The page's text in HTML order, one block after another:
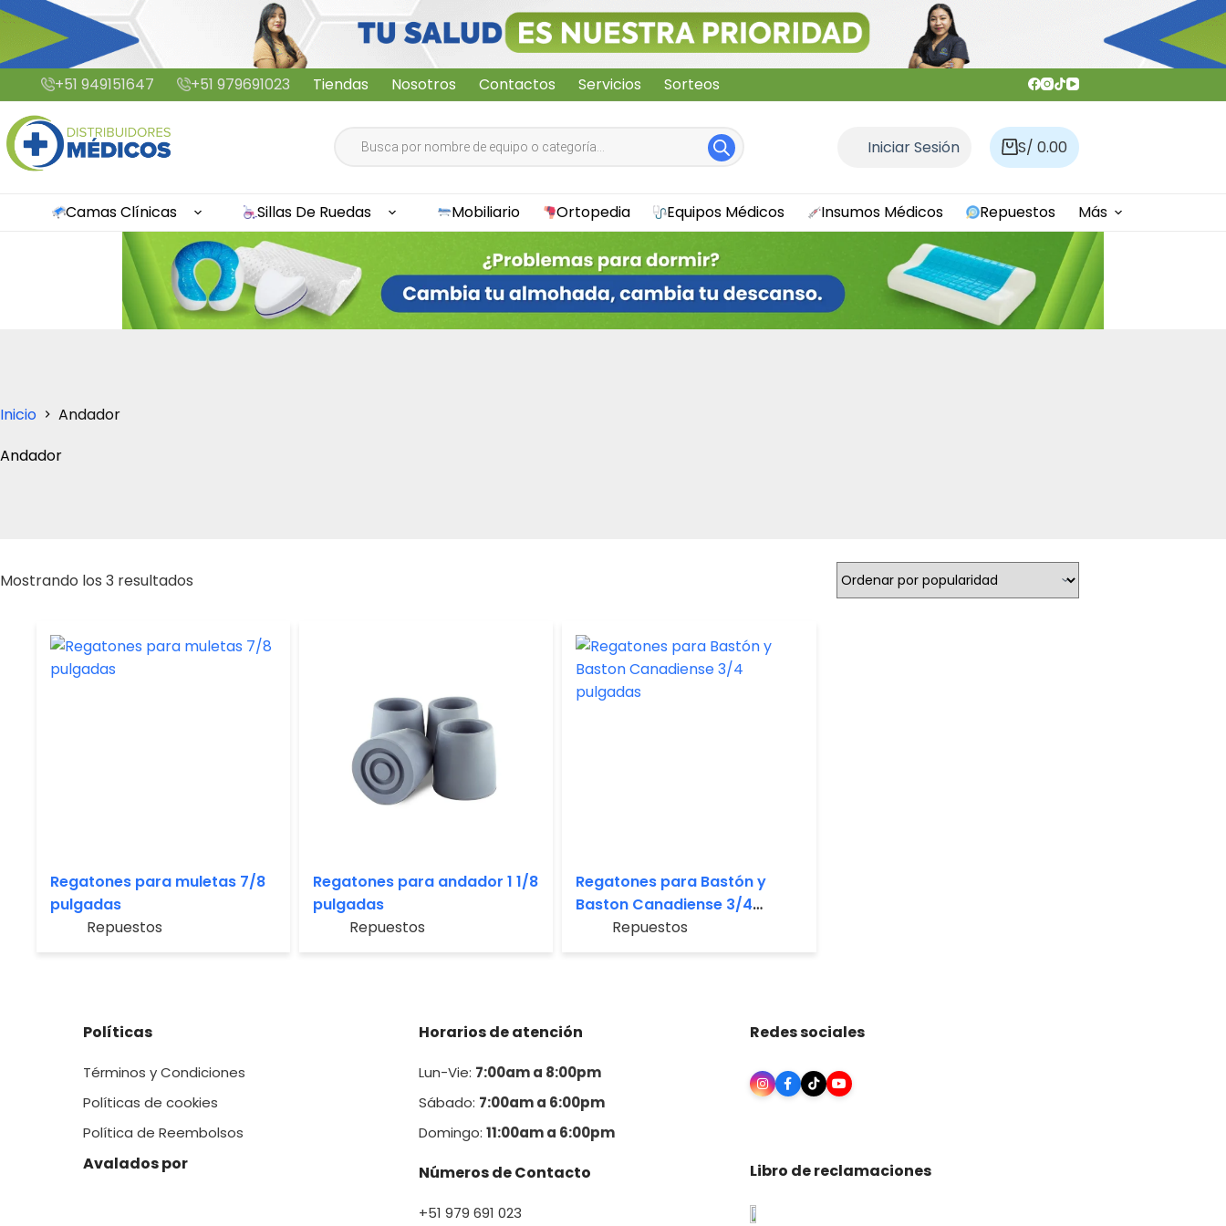
Saltar
al
contenido
+51 949151647 +51 979691023 Tiendas Nosotros Contactos Servicios Sorteos
Iniciar Sesión
Carro
compra
S/ 0.00
Camas Clínicas Sillas De Ruedas Mobiliario Ortopedia Equipos Médicos Insumos Médicos Repuestos Más
Inicio
Andador
Andador
Mostrando los 3 resultados
Regatones para muletas 7/8
pulgadas
Repuestos
Regatones para andador 1 1/8
pulgadas
Repuestos
Regatones para Bastón y
Baston Canadiense 3/4
pulgadas
Repuestos
Políticas
Términos y Condiciones
Políticas de cookies
Política de Reembolsos
Avalados por
Horarios de atención
Lun-Vie: 7:00am a 8:00pm
Sábado: 7:00am a 6:00pm
Domingo:11:00am a 6:00pm
Números de Contacto
+51 979 691 023
Redes sociales
Libro de reclamaciones